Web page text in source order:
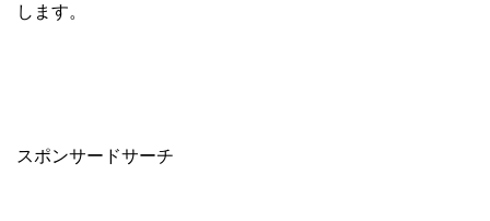
します。
スポンサードサーチ